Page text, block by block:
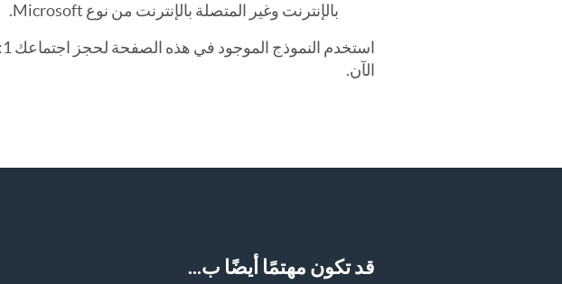
بالإنترنت وغير المتصلة بالإنترنت من نوع Microsoft.
استخدم النموذج
الآن.
قد تكون مهتمًا أيضًا ب...